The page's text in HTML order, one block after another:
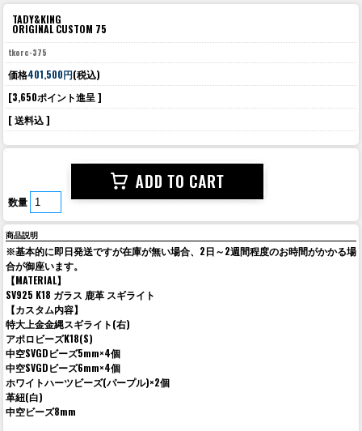
TADY&KING
ORIGINAL CUSTOM 75
tkorc-375
価格401,500円(税込)
[3,650ポイント進呈 ]
[ 送料込 ]
数量
商品説明
※基本的に即日発送ですが在庫が無い場合、2日～2週間程度のお時間がかかる場
合が御座います。
【MATERIAL】
SV925 K18 ガラス 鹿革 スギライト
【カスタム内容】
特大上金金縄スギライト(右)
アポロビーズK18(S)
中空SVGDビーズ5mm×4個
中空SVGDビーズ6mm×4個
ホワイトハーツビーズ(パープル)×2個
革紐(白)
中空ビーズ8mm